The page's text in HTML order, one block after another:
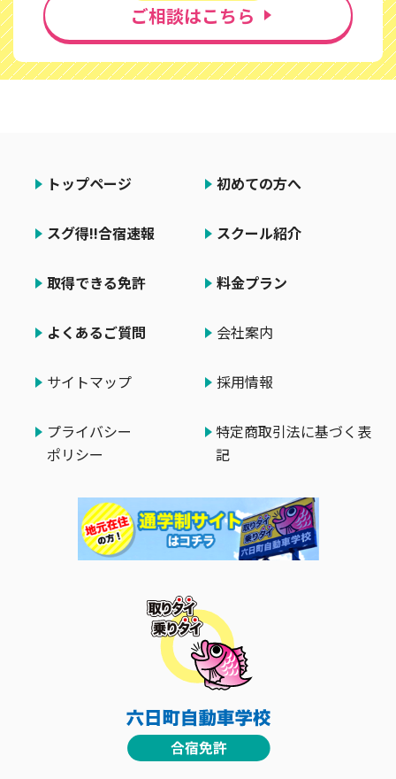
ご相談はこちら
トップページ 初めての方へ
スグ得!!合宿速報 スクール紹介
取得できる免許 料金プラン
よくあるご質問 会社案内
サイトマップ 採用情報
プライバシー
ポリシー
特定商取引法に基づく表
記